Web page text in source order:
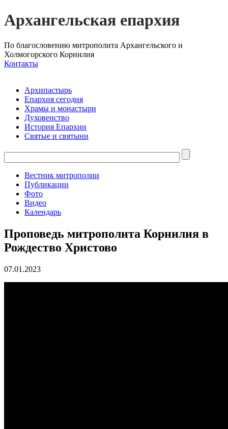
Архангельская епархия
По благословению митрополита Архангельского и
Холмогорского Корнилия
Контакты
Архипастырь
Епархия сегодня
Храмы и монастыри
Духовенство
История Епархии
Святые и святыни
Вестник митрополии
Публикации
Фото
Видео
Календарь
Проповедь митрополита Корнилия в
Рождество Христово
07.01.2023